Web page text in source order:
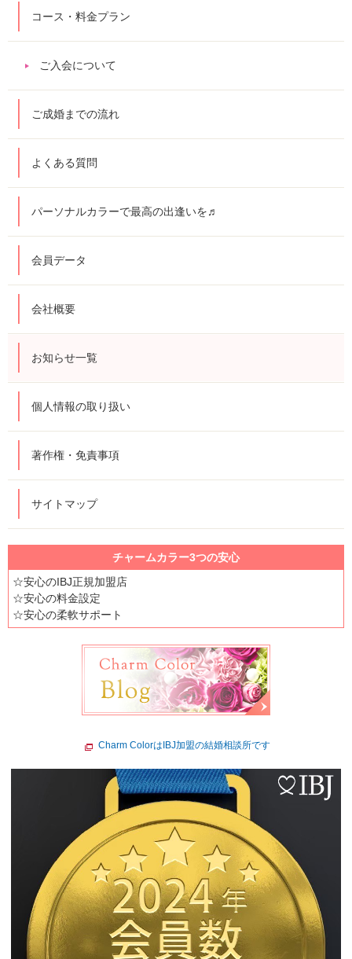
コース・料金プラン
ご入会について
ご成婚までの流れ
よくある質問
パーソナルカラーで最高の出逢いを♬
会員データ
会社概要
お知らせ一覧
個人情報の取り扱い
著作権・免責事項
サイトマップ
チャームカラー3つの安心
☆安心のIBJ正規加盟店
☆安心の料金設定
☆安心の柔軟サポート
Charm ColorはIBJ加盟の結婚相談所です